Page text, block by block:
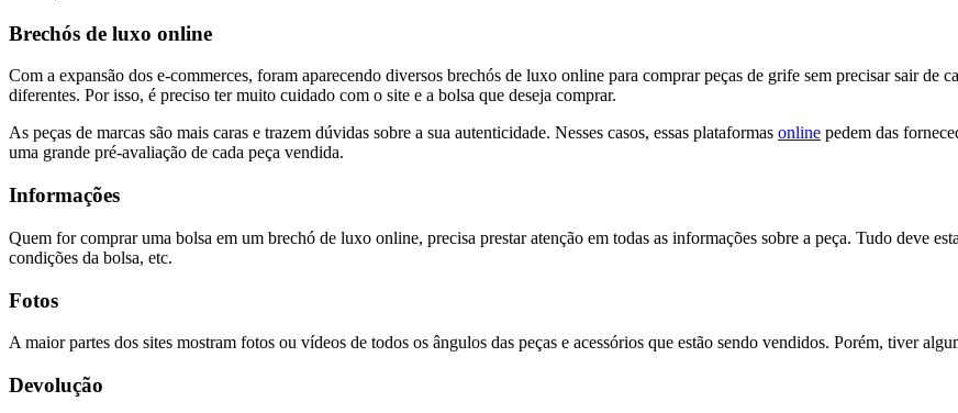
Brechós de luxo online
Com a expansão dos e-commerces, foram aparecendo diversos brechós de luxo online para comprar peças de grife sem precisar sair de
diferentes. Por isso, é preciso ter muito cuidado com o site e a bolsa que deseja comprar.
As peças de marcas são mais caras e trazem dúvidas sobre a sua autenticidade. Nesses casos, essas plataformas online pedem das
uma grande pré-avaliação de cada peça vendida.
Informações
Quem for comprar uma bolsa em um brechó de luxo online, precisa prestar atenção em todas as informações sobre a peça. Tudo deve
condições da bolsa, etc.
Fotos
A maior partes dos sites mostram fotos ou vídeos de todos os ângulos das peças e acessórios que estão sendo vendidos. Porém, tiver
Devolução